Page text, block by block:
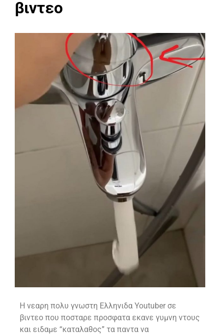
βιντεο
Η νεαρη πολυ γνωστη Ελληνιδα Youtuber σε
βιντεο που ποσταρε προσφατα εκανε γυμνη ντους
και ειδαμε “καταλαθος” τα παντα να